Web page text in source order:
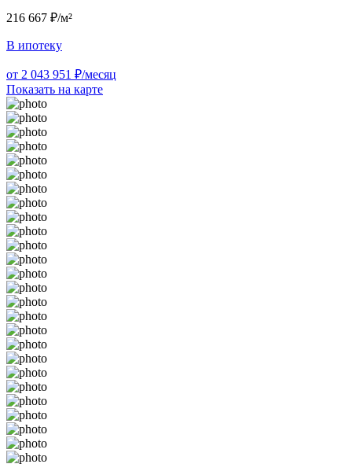
216 667 ₽/м²
В ипотеку
от 2 043 951 ₽/месяц
Показать на карте